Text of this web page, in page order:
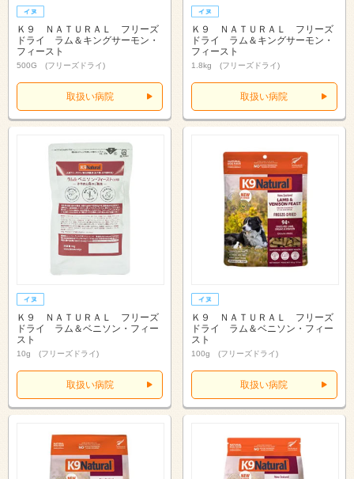
Ｋ９ ＮＡＴＵＲＡＬ フリーズ
ドライ ラム＆キングサーモン・
フィースト
500G (フリーズドライ)
取扱い病院
Ｋ９ ＮＡＴＵＲＡＬ フリーズ
ドライ ラム＆キングサーモン・
フィースト
1.8kg (フリーズドライ)
取扱い病院
Ｋ９ ＮＡＴＵＲＡＬ フリーズ
ドライ ラム＆ベニソン・フィー
スト
10g (フリーズドライ)
取扱い病院
Ｋ９ ＮＡＴＵＲＡＬ フリーズ
ドライ ラム＆ベニソン・フィー
スト
100g (フリーズドライ)
取扱い病院